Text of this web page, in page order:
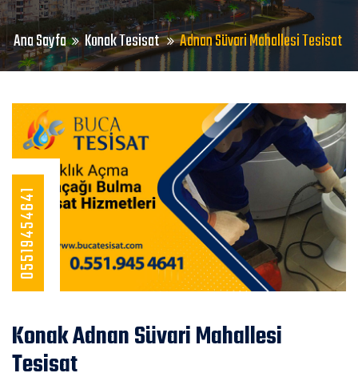
Ana Sayfa Konak Tesisat Adnan Süvari Mahallesi Tesisat
05519454641
Konak Adnan Süvari Mahallesi
Tesisat